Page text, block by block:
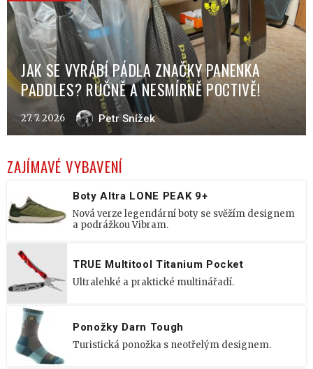
JAK SE VYRÁBÍ PÁDLA ZNAČKY PANENKA
PADDLES? RUČNĚ A NESMÍRNĚ POCTIVĚ!
27. 7. 2026 Petr Snížek
ZAJÍMAVÉ VYBAVENÍ
Boty Altra LONE PEAK 9+
Nová verze legendární boty se svěžím designem
a podrážkou Vibram.
TRUE Multitool Titanium Pocket
Ultralehké a praktické multinářadí.
Ponožky Darn Tough
Turistická ponožka s neotřelým designem.